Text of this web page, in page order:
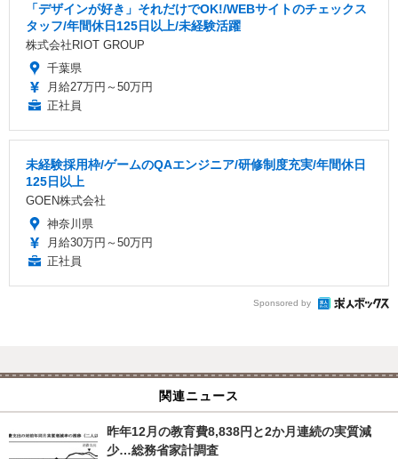
「デザインが好き」それだけでOK!/WEBサイトのチェックス
タッフ/年間休日125日以上/未経験活躍
株式会社RIOT GROUP
千葉県
月給27万円～50万円
正社員
未経験採用枠/ゲームのQAエンジニア/研修制度充実/年間休日
125日以上
GOEN株式会社
神奈川県
月給30万円～50万円
正社員
Sponsored by
関連ニュース
昨年12月の教育費8,838円と2か月連続の実質減
少…総務省家計調査